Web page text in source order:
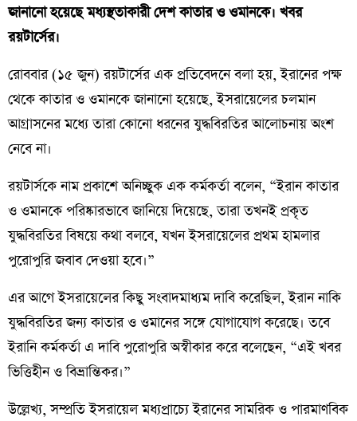
জানানো হয়েছে মধ্যস্থতাকারী দেশ কাতার ও ওমানকে। খবর
রয়টার্সের।
রোববার (১৫ জুন) রয়টার্সের এক প্রতিবেদনে বলা হয়, ইরানের পক্ষ
থেকে কাতার ও ওমানকে জানানো হয়েছে, ইসরায়েলের চলমান
আগ্রাসনের মধ্যে তারা কোনো ধরনের যুদ্ধবিরতির আলোচনায় অংশ
নেবে না।
রয়টার্সকে নাম প্রকাশে অনিচ্ছুক এক কর্মকর্তা বলেন, “ইরান কাতার
ও ওমানকে পরিষ্কারভাবে জানিয়ে দিয়েছে, তারা তখনই প্রকৃত
যুদ্ধবিরতির বিষয়ে কথা বলবে, যখন ইসরায়েলের প্রথম হামলার
পুরোপুরি জবাব দেওয়া হবে।”
এর আগে ইসরায়েলের কিছু সংবাদমাধ্যম দাবি করেছিল, ইরান নাকি
যুদ্ধবিরতির জন্য কাতার ও ওমানের সঙ্গে যোগাযোগ করেছে। তবে
ইরানি কর্মকর্তা এ দাবি পুরোপুরি অস্বীকার করে বলেছেন, “এই খবর
ভিত্তিহীন ও বিভ্রান্তিকর।”
উল্লেখ্য, সম্প্রতি ইসরায়েল মধ্যপ্রাচ্যে ইরানের সামরিক ও পারমাণবিক